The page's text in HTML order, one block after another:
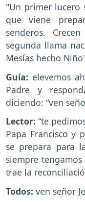
"Un primer lucero
que viene
senderos.
segunda llama
Mesías hecho
Guía: elevemos
Padre y
diciendo: “ven
Lector:“te
Papa Francisco y
se prepara para
siempre
trae la
Todos: ven señor